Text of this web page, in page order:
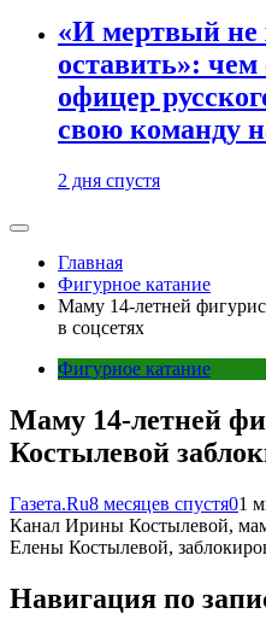
«И мертвый не
оставить»:
офицер
свою команду
2 дня спустя
Главная
Фигурное катание
Маму 14-летней
в соцсетях
Фигурное катание
Маму 14-летней
Костылевой
Газета.Ru8 месяцев спустя01
Канал Ирины Костылевой,
Елены Костылевой,
Навигация по